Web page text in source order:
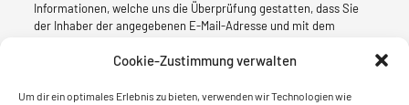
Cookie-Zustimmung verwalten
Um dir ein optimales Erlebnis zu bieten, verwenden wir Technologien wie
Informationen, welche uns die Überprüfung gestatten, dass Sie
der Inhaber der angegebenen E-Mail-Adresse und mit dem
werden nicht bzw. nur auf freiwilliger Basis erhoben. Für die
die nachfolgend beschrieben werden.